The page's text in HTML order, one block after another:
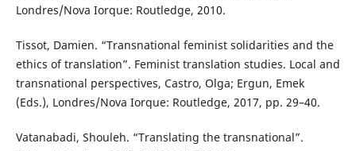
Londres/Nova Iorque: Routledge, 2010.
Tissot, Damien. “Transnational feminist solidarities and the
ethics of translation”. Feminist translation studies. Local and
transnational perspectives, Castro, Olga; Ergun, Emek
(Eds.), Londres/Nova Iorque: Routledge, 2017, pp. 29–40.
Vatanabadi, Shouleh. “Translating the transnational”.